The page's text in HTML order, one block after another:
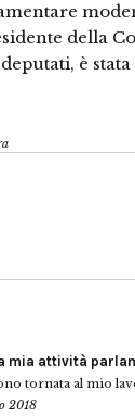
della
è
mia attività
tornata al mio
2018